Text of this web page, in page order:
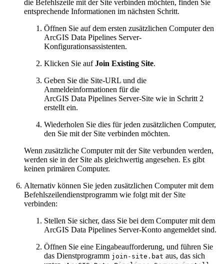
die Befehlszeile mit der Site verbinden möchten, finden Sie
entsprechende Informationen im nächsten Schritt.
Öffnen Sie auf dem ersten zusätzlichen Computer den
ArcGIS Data Pipelines Server-
Konfigurationsassistenten.
Klicken Sie aufJoin Existing Site.
Geben Sie die Site-URL und die
Anmeldeinformationen für die
ArcGIS Data Pipelines Server-Site wie in Schritt 2
erstellt ein.
Wiederholen Sie dies für jeden zusätzlichen Computer,
den Sie mit der Site verbinden möchten.
Wenn zusätzliche Computer mit der Site verbunden werden,
werden sie in der Site als gleichwertig angesehen. Es gibt
keinen primären Computer.
Alternativ können Sie jeden zusätzlichen Computer mit dem
Befehlszeilendienstprogramm wie folgt mit der Site
verbinden:
Stellen Sie sicher, dass Sie bei dem Computer mit dem
ArcGIS Data Pipelines Server-Konto angemeldet sind.
Öffnen Sie eine Eingabeaufforderung, und führen Sie
das Dienstprogramm join-site.bat aus, das sich